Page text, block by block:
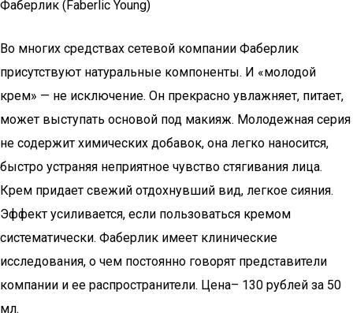
Фаберлик (Faberlic Young)
Во многих средствах сетевой компании Фаберлик
присутствуют натуральные компоненты. И «молодой
крем» — не исключение. Он прекрасно увлажняет, питает,
может выступать основой под макияж. Молодежная серия
не содержит химических добавок, она легко наносится,
быстро устраняя неприятное чувство стягивания лица.
Крем придает свежий отдохнувший вид, легкое сияния.
Эффект усиливается, если пользоваться кремом
систематически. Фаберлик имеет клинические
исследования, о чем постоянно говорят представители
компании и ее распространители. Цена– 130 рублей за 50
мл.